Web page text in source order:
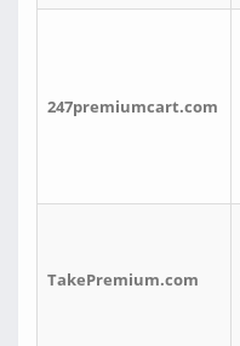
247premiumcart.com
TakePremium.com